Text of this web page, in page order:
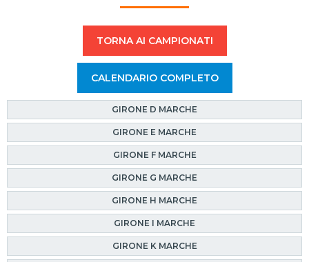
TORNA AI CAMPIONATI
CALENDARIO COMPLETO
GIRONE D MARCHE
GIRONE E MARCHE
GIRONE F MARCHE
GIRONE G MARCHE
GIRONE H MARCHE
GIRONE I MARCHE
GIRONE K MARCHE